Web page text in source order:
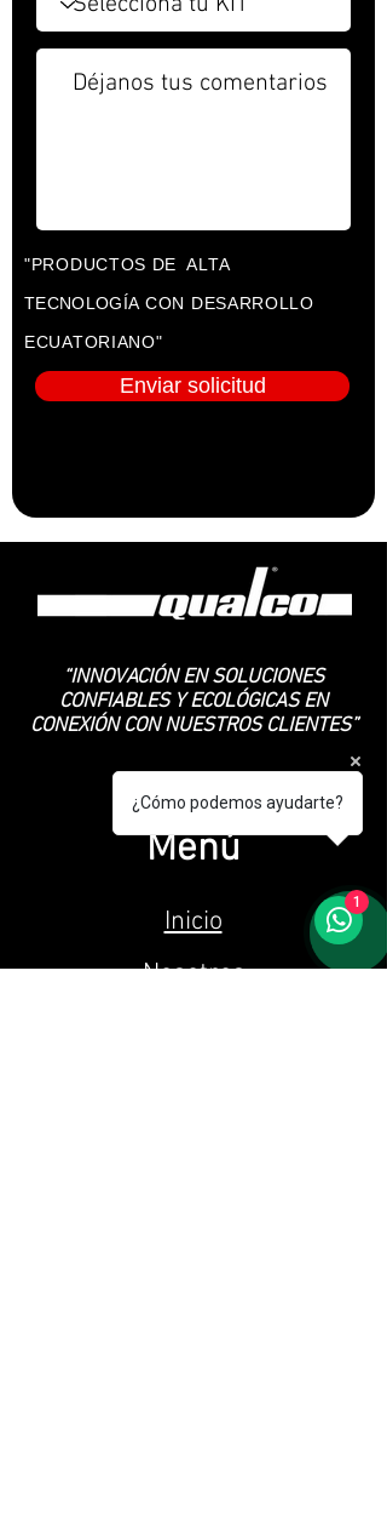
"PRODUCTOS DE ALTA
TECNOLOGÍA CON DESARROLLO
ECUATORIANO"
Enviar solicitud
“INNOVACIÓN EN SOLUCIONES
CONFIABLES Y ECOLÓGICAS EN
CONEXIÓN CON NUESTROS CLIENTES”
Menú
Inicio
Nosotros
¿Cómo podemos ayudarte?
1